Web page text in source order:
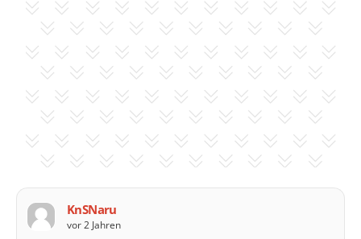
KnSNaru
vor 2 Jahren